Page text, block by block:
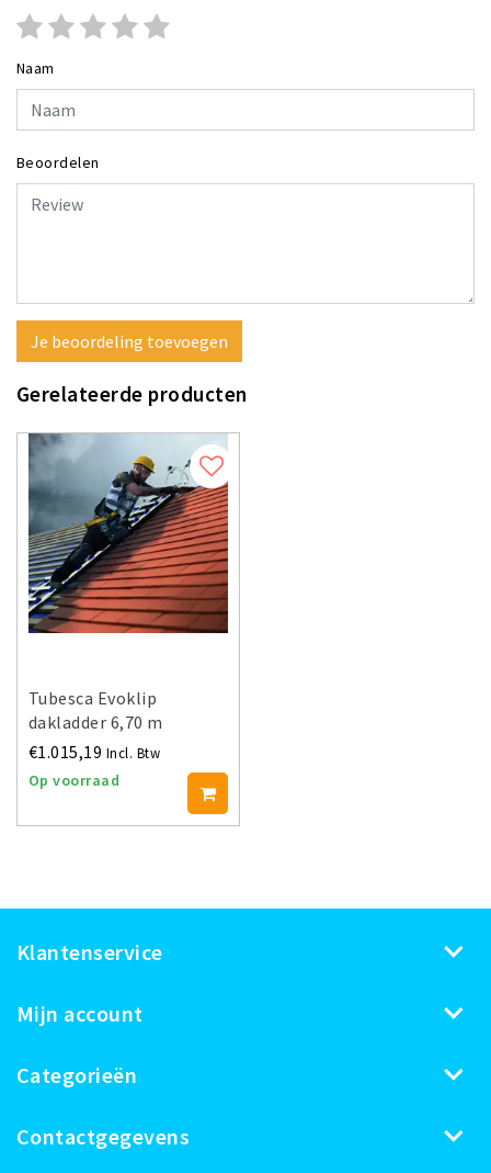
Naam
Beoordelen
Je beoordeling toevoegen
Gerelateerde producten
Tubesca Evoklip
dakladder 6,70 m
€1.015,19 Incl. Btw
Op voorraad
Klantenservice
Mijn account
Categorieën
Contactgegevens